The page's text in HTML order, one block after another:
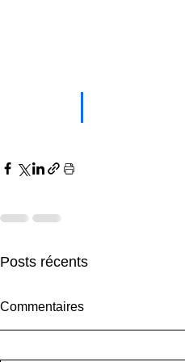
Posts récents
Commentaires